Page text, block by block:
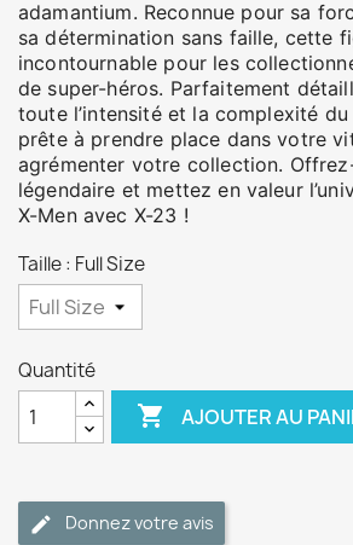
adamantium. Reconnue pour sa
sa détermination sans faille, cette
incontournable pour les
de super-héros. Parfaitement
toute l’intensité et la complexité du
prête à prendre place dans votre
agrémenter votre collection.
légendaire et mettez en valeur
X-Men avec X-23 !
Taille : Full Size
Quantité
 AJOUTER AU
Donnez votre avis